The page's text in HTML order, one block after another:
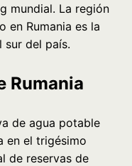
mundial. La región
en Rumania es la
sur del país.
Rumania
de agua potable
en el trigésimo
de reservas de